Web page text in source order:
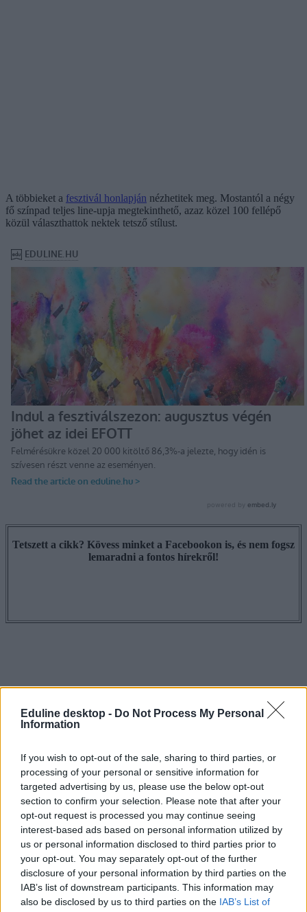
Eduline desktop - Do Not Process My Personal
Information
If you wish to opt-out of the sale, sharing to third parties, or
processing of your personal or sensitive information for
targeted advertising by us, please use the below opt-out
section to confirm your selection. Please note that after your
opt-out request is processed you may continue seeing
interest-based ads based on personal information utilized by
us or personal information disclosed to third parties prior to
your opt-out. You may separately opt-out of the further
disclosure of your personal information by third parties on the
IAB’s list of downstream participants. This information may
also be disclosed by us to third parties on the IAB’s List of
A többieket a fesztivál honlapján nézhetitek meg. Mostantól a négy
fő színpad teljes line-upja megtekinthető, azaz közel 100 fellépő
közül választhattok nektek tetsző stílust.
Tetszett a cikk? Kövess minket a Facebookon is, és nem fogsz
lemaradni a fontos hírekről!
fesztiválok 2020
efott
efott fellépők 2020
belföld